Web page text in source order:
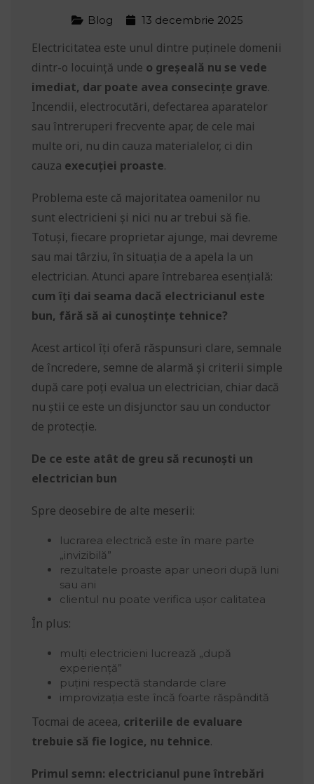
Blog 13 decembrie 2025
Electricitatea este unul dintre puținele domenii
dintr-o locuință unde o greșeală nu se vede
imediat, dar poate avea consecințe grave.
Incendii, electrocutări, defectarea aparatelor
sau întreruperi frecvente apar, de cele mai
multe ori, nu din cauza materialelor, ci din
cauza execuției proaste.
Problema este că majoritatea oamenilor nu
sunt electricieni și nici nu ar trebui să fie.
Totuși, fiecare proprietar ajunge, mai devreme
sau mai târziu, în situația de a apela la un
electrician. Atunci apare întrebarea esențială:
cum îți dai seama dacă electricianul este
bun, fără să ai cunoștințe tehnice?
Acest articol îți oferă răspunsuri clare, semnale
de încredere, semne de alarmă și criterii simple
după care poți evalua un electrician, chiar dacă
nu știi ce este un disjunctor sau un conductor
de protecție.
De ce este atât de greu să recunoști un
electrician bun
Spre deosebire de alte meserii:
lucrarea electrică este în mare parte
„invizibilă”
rezultatele proaste apar uneori după luni
sau ani
clientul nu poate verifica ușor calitatea
În plus:
mulți electricieni lucrează „după
experiență”
puțini respectă standarde clare
improvizația este încă foarte răspândită
Tocmai de aceea, criteriile de evaluare
trebuie să fie logice, nu tehnice.
Primul semn: electricianul pune întrebări